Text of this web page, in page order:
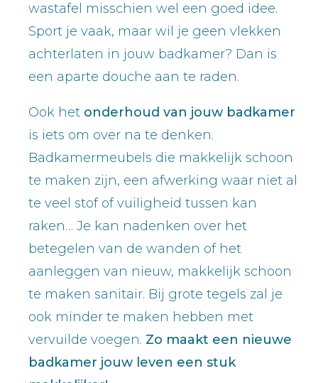
wastafel misschien wel een goed idee.
Sport je vaak, maar wil je geen vlekken
achterlaten in jouw badkamer? Dan is
een aparte douche aan te raden.
Ook het onderhoud van jouw badkamer
is iets om over na te denken.
Badkamermeubels die makkelijk schoon
te maken zijn, een afwerking waar niet al
te veel stof of vuiligheid tussen kan
raken… Je kan nadenken over het
betegelen van de wanden of het
aanleggen van nieuw, makkelijk schoon
te maken sanitair. Bij grote tegels zal je
ook minder te maken hebben met
vervuilde voegen. Zo maakt een nieuwe
badkamer jouw leven een stuk